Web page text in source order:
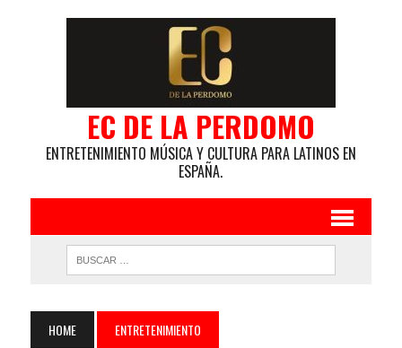
EC DE LA PERDOMO
ENTRETENIMIENTO MÚSICA Y CULTURA PARA LATINOS EN
ESPAÑA.
HOME ENTRETENIMIENTO